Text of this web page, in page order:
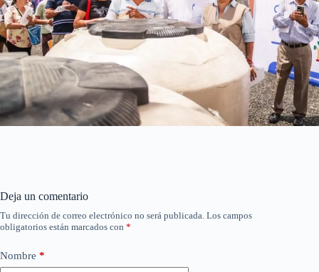
Deja un comentario
Tu dirección de correo electrónico no será publicada. Los campos
obligatorios están marcados con *
Nombre *